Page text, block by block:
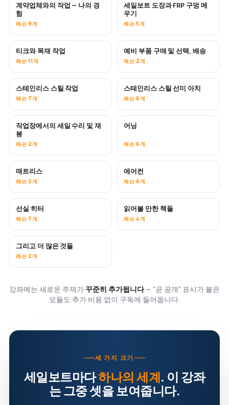
곧 공개
계약업체와의 작업 — 나의 경
험
레슨 9개
곧 공개
세일보트 도장과 FRP 구멍 메
우기
레슨 5개
티크와 목재 작업
레슨 11개
곧 공개
예비 부품 구매 및 선택, 배송
레슨 2개
곧 공개
스테인리스 스틸 작업
레슨 7개
스테인리스 스틸 선미 아치
레슨 6개
곧 공개
작업장에서의 세일 수리 및 재
봉
레슨 2개
어닝
레슨 6개
매트리스
레슨 2개
곧 공개
에어컨
레슨 6개
곧 공개
선실 히터
레슨 7개
곧 공개
읽어볼 만한 책들
레슨 4개
곧 공개
그리고 더 많은 것들
레슨 2개
강좌에는 새로운 주제가 꾸준히 추가됩니다— "곧 공개" 표시가 붙은
모듈도 추가 비용 없이 구독에 들어옵니다.
세 가지 크기
세일보트마다하나의 세계. 이 강좌
는 그중 셋을 보여줍니다.